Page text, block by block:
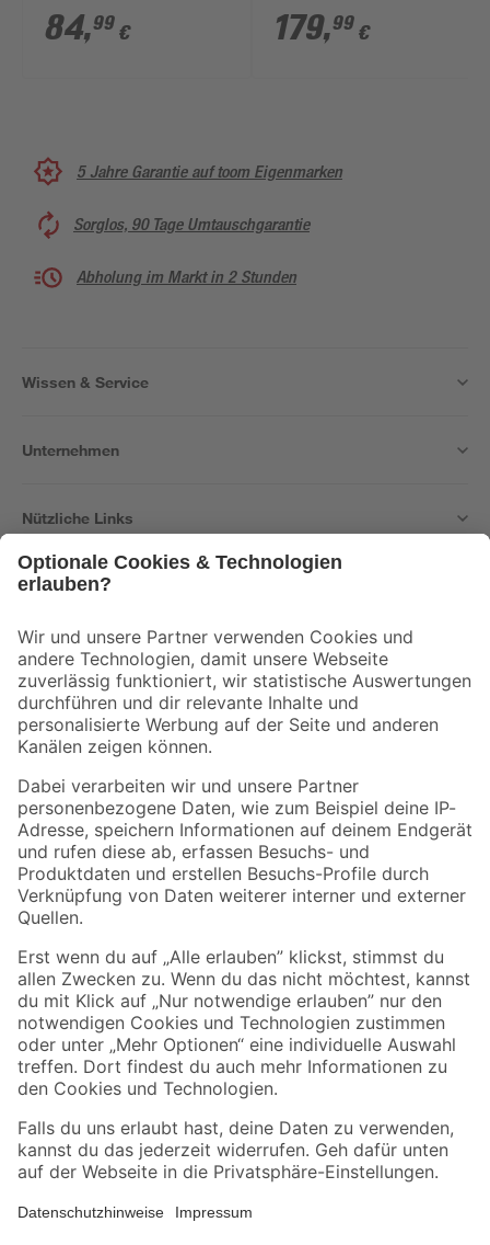
Aluminium silbergrau
7 x 7 x 190 cm
84,99 €
x 180/90 cm
179,99 €
5 Jahre Garantie auf toom Eigenmarken
Sorglos, 90 Tage Umtauschgarantie
Abholung im Markt in 2 Stunden
Wissen & Service
Unternehmen
Nützliche Links
Der toom Newsletter: Keine Angebote und Aktionen mehr verpassen!
Zur Newsletter Anmeldung
Folge uns
Zahlungsarten Versandarten
Sicher einkaufen
Jetzt die toom-App herunterladen
Alle Preisangaben in EUR inkl. gesetzl. MwSt.. Die dargestellten Angebote sind unter
Umständen nicht in allen Märkten verfügbar. Die angegebenen Verfügbarkeiten beziehen
Produkte nur solange der Vorrat reicht.
*Paketversand ab 59 € versandkostenfrei, gilt nicht für Artikel mit Speditionsversand, hier